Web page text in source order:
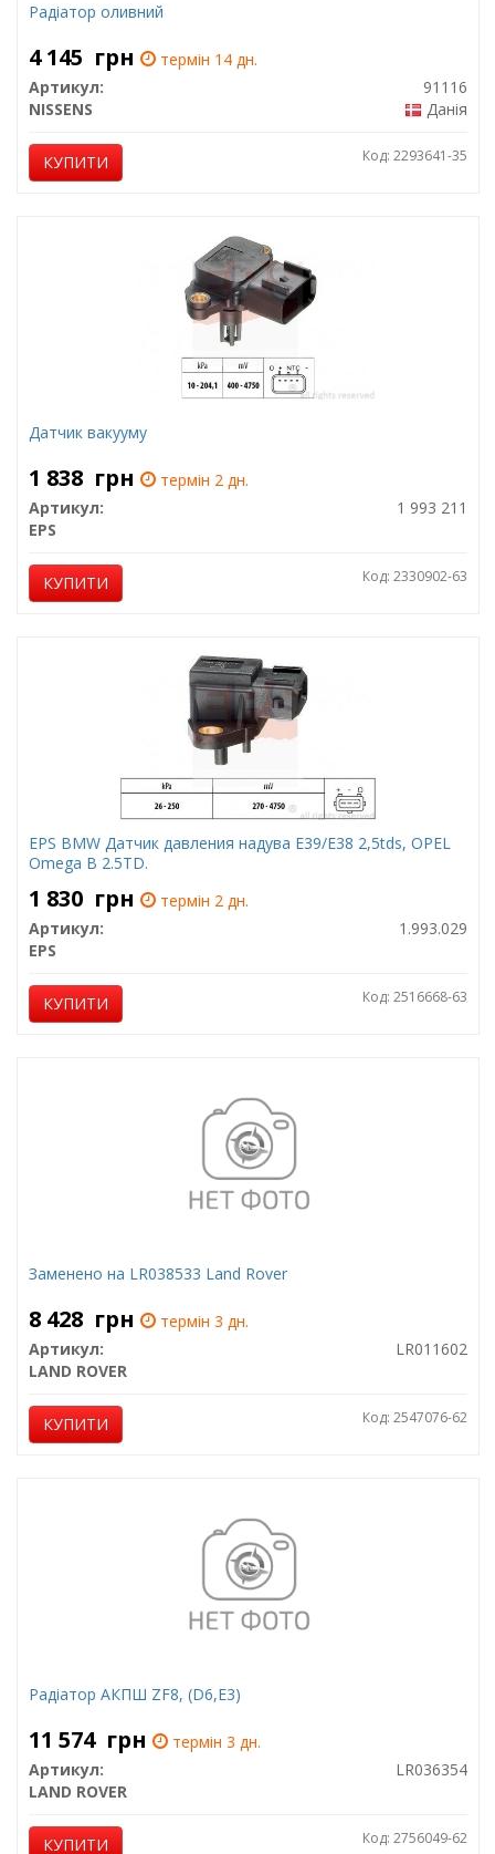
Радіатор оливний
4 145 грн
термін 14 дн.
Артикул:
91116
NISSENS
Данія
КУПИТИ Код: 2293641-35
Датчик вакууму
1 838 грн
термін 2 дн.
Артикул:
1 993 211
EPS
КУПИТИ Код: 2330902-63
EPS BMW Датчик давления надува E39/E38 2,5tds, OPEL
Omega B 2.5TD.
1 830 грн
термін 2 дн.
Артикул:
1.993.029
EPS
КУПИТИ Код: 2516668-63
Заменено на LR038533 Land Rover
8 428 грн
термін 3 дн.
Артикул:
LR011602
LAND ROVER
КУПИТИ Код: 2547076-62
Радіатор АКПШ ZF8, (D6,E3)
11 574 грн
термін 3 дн.
Артикул:
LR036354
LAND ROVER
КУПИТИ Код: 2756049-62